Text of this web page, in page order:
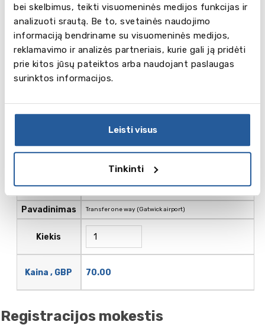
bei skelbimus, teikti visuomeninės medijos funkcijas ir
analizuoti srautą. Be to, svetainės naudojimo
informaciją bendriname su visuomeninės medijos,
reklamavimo ir analizės partneriais, kurie gali ją pridėti
prie kitos jūsų pateiktos arba naudojant paslaugas
surinktos informacijos.
Leisti visus
Tinkinti
Pavadinimas Transfer one way (Heathrow airport)
110.00
Pavadinimas
Kiekis
Kaina , GBP
Transfer one way (Gatwick airport)
70.00
Registracijos mokestis